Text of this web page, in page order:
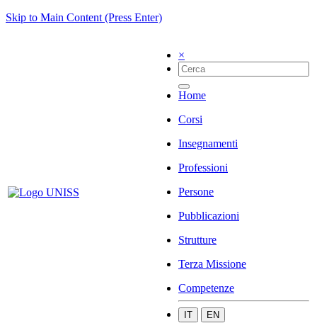
Skip to Main Content (Press Enter)
×
Home
Corsi
Insegnamenti
Professioni
Persone
Pubblicazioni
Strutture
Terza Missione
Competenze
IT EN